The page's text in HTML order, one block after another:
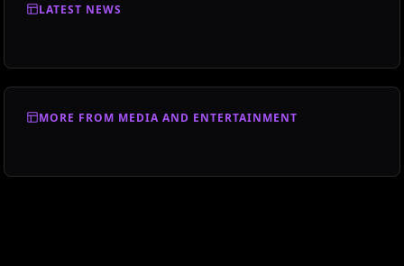
LATEST NEWS
MORE FROM MEDIA AND ENTERTAINMENT